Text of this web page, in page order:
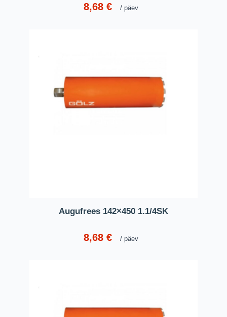
8,68 € päev
Augufrees 142×450 1.1/4SK
8,68 € päev